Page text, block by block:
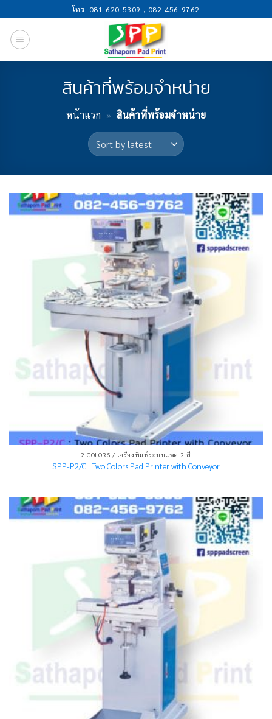
to
content
โทร. 081-620-5309 , 082-456-9762
สินค้าที่พร้อมจำหน่าย
หน้าแรก » สินค้าที่พร้อมจำหน่าย
2 COLORS / เครื่องพิมพ์ระบบแพด 2 สี
SPP-P2/C : Two Colors Pad Printer with Conveyor